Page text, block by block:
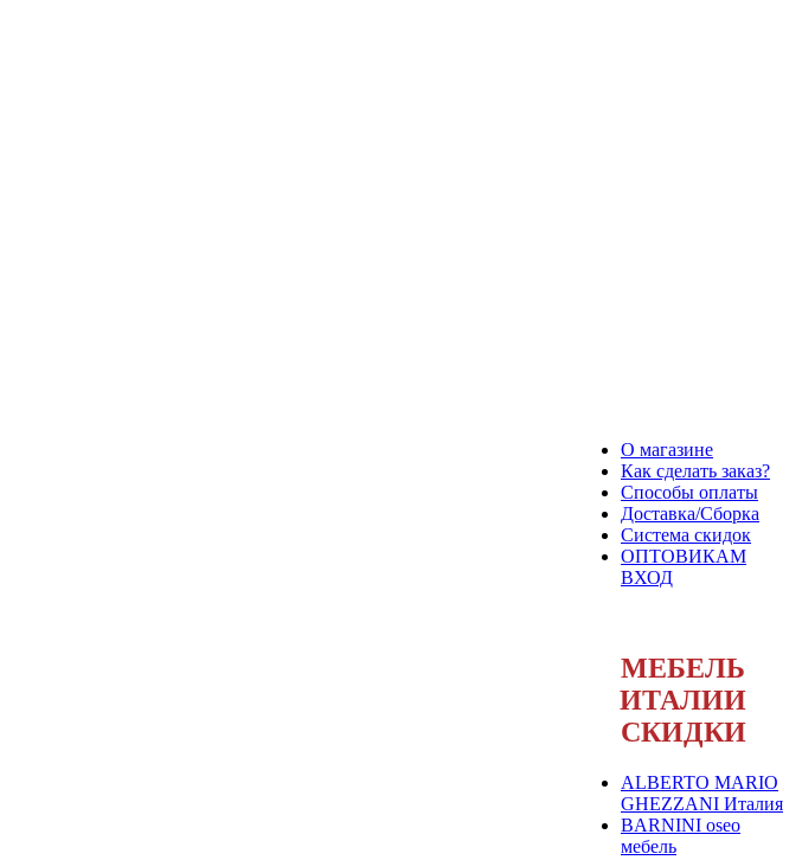
О магазине
Как сделать заказ?
Способы оплаты
Доставка/Сборка
Система скидок
ОПТОВИКАМ
ВХОД
МЕБЕЛЬ
ИТАЛИИ
СКИДКИ
ALBERTO MARIO
GHEZZANI Италия
BARNINI oseo
мебель